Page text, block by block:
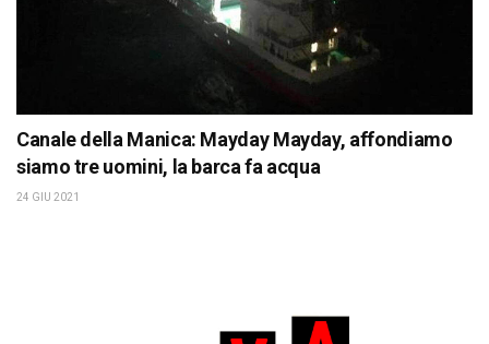
Canale della Manica: Mayday Mayday, affondiamo
siamo tre uomini, la barca fa acqua
24 GIU 2021